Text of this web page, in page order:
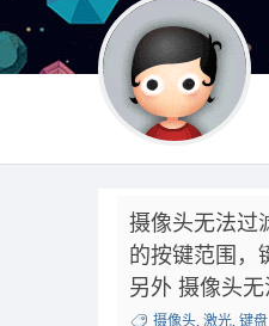
摄像头无法过
的按键范围，
另外 摄像头
摄像头, 激光, 键盘